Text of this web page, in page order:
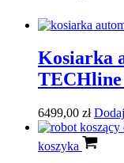
Kosiarka
TECHline
6499,00 zł
koszyka